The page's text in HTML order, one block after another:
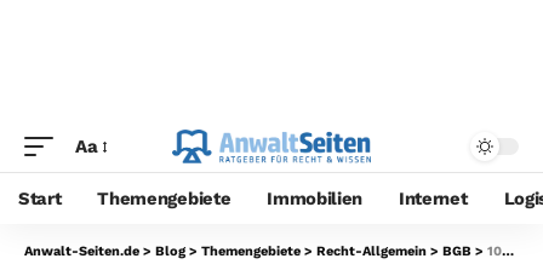
Aa
Start Themengebiete Immobilien Internet
Anwalt-Seiten.de > Blog > Themengebiete > Recht-Allgemein > BGB > 1008 BGB – Anspruch auf Grenzeinrichtung erklärt